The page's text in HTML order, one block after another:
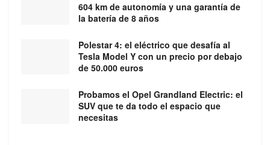
604 km de autonomía y una garantía de
la batería de 8 años
Polestar 4: el eléctrico que desafía al
Tesla Model Y con un precio por debajo
de 50.000 euros
Probamos el Opel Grandland Electric: el
SUV que te da todo el espacio que
necesitas